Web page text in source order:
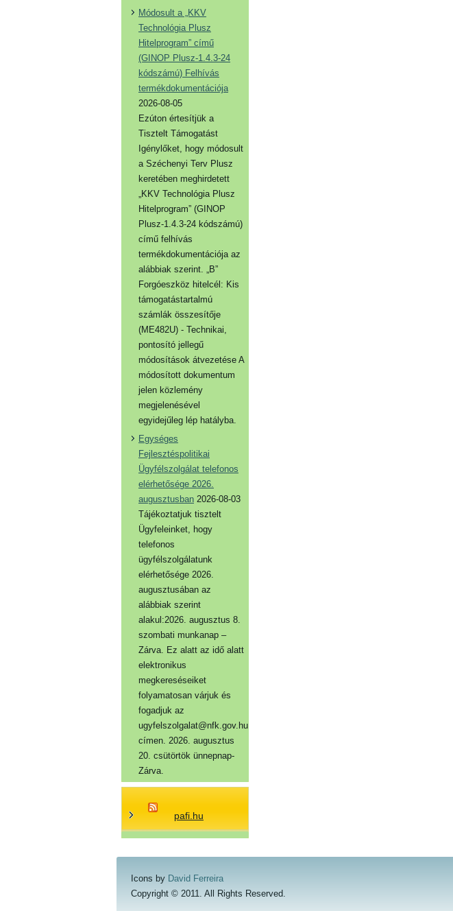
Módosult a „KKV
Technológia Plusz
Hitelprogram” című
(GINOP Plusz-1.4.3-24
kódszámú) Felhívás
termékdokumentációja
2026-08-05
Ezúton értesítjük a
Tisztelt Támogatást
Igénylőket, hogy módosult
a Széchenyi Terv Plusz
keretében meghirdetett
„KKV Technológia Plusz
Hitelprogram” (GINOP
Plusz-1.4.3-24 kódszámú)
című felhívás
termékdokumentációja az
alábbiak szerint. „B”
Forgóeszköz hitelcél: Kis
támogatástartalmú
számlák összesítője
(ME482U) - Technikai,
pontosító jellegű
módosítások átvezetése A
módosított dokumentum
jelen közlemény
megjelenésével
egyidejűleg lép hatályba.
Egységes
Fejlesztéspolitikai
Ügyfélszolgálat telefonos
elérhetősége 2026.
augusztusban 2026-08-03
Tájékoztatjuk tisztelt
Ügyfeleinket, hogy
telefonos
ügyfélszolgálatunk
elérhetősége 2026.
augusztusában az
alábbiak szerint
alakul:2026. augusztus 8.
szombati munkanap –
Zárva. Ez alatt az idő alatt
elektronikus
megkereséseiket
folyamatosan várjuk és
fogadjuk az
ugyfelszolgalat@nfk.gov.hu
címen. 2026. augusztus
20. csütörtök ünnepnap-
Zárva.
pafi.hu
Icons by David Ferreira
Copyright © 2011. All Rights Reserved.